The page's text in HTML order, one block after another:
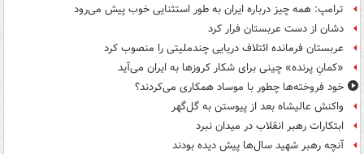
ترامپ: همه چیز درباره ایران به طور استثنایی خوب پیش می‌رود
دشان از دست عربستان فرار کرد
عربستان فرمانده ائتلاف دریایی چندملیتی را منصوب کرد
«کمانِ پرنده» چینی برای شکار کروزها به ایران می‌آید
خود فروخته‌ها چطور با موساد همکاری می‌کردند؟
واکنش عالیشاه بعد از پیوستن به گل‌گهر
ابتکارات رهبر انقلاب در میدان نبرد
آنچه رهبر شهید سال‌ها پیش دیده بودند